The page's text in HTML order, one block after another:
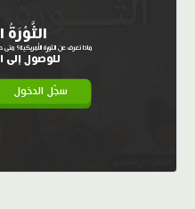
الثَّوْرَةُ
ماذا تعرف عن الثورة الأمريكية؟
للوصول إلى
سجّل الدخول